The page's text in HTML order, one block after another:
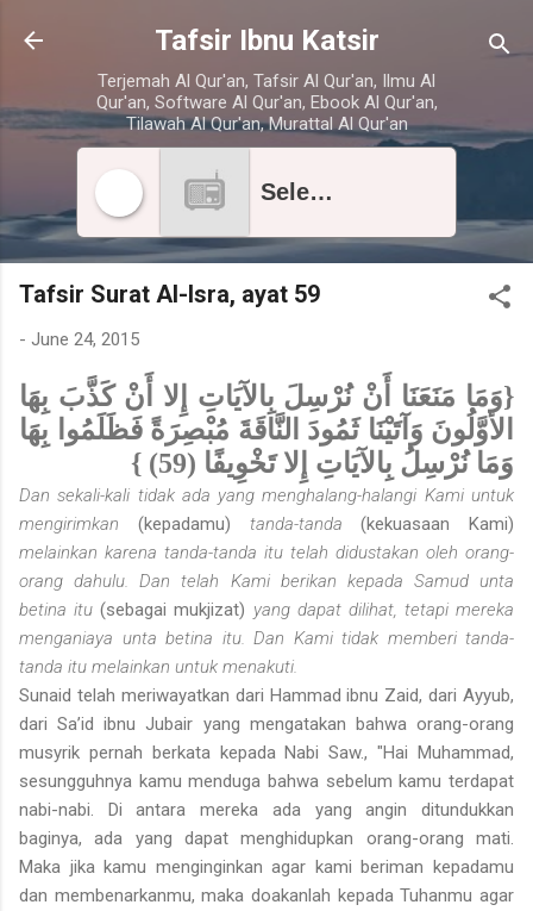
Skip to main content
Tafsir Ibnu Katsir
Terjemah Al Qur'an, Tafsir Al Qur'an, Ilmu Al
Qur'an, Software Al Qur'an, Ebook Al Qur'an,
Tilawah Al Qur'an, Murattal Al Qur'an
Select radio station
Tafsir Surat Al-Isra, ayat 59
- June 24, 2015
{وَمَا مَنَعَنَا أَنْ نُرْسِلَ بِالآيَاتِ إِلا أَنْ كَذَّبَ بِهَا
الأوَّلُونَ وَآتَيْنَا ثَمُودَ النَّاقَةَ مُبْصِرَةً فَظَلَمُوا بِهَا
وَمَا نُرْسِلُ بِالآيَاتِ إِلا تَخْوِيفًا (59) }
Dan sekali-kali tidak ada yang menghalang-halangi Kami untuk
mengirimkan (kepadamu) tanda-tanda(kekuasaan Kami)
melain­kan karena tanda-tanda itu telah didustakan oleh orang-
orang dahulu. Dan telah Kami berikan kepada Samud unta
betina itu(sebagai mukjizat) yang dapat dilihat, tetapi mereka
menganiaya unta betina itu. Dan Kami tidak memberi tanda-
tanda itu melain­kan untuk menakuti.
Sunaid telah meriwayatkan dari Hammad ibnu Zaid, dari Ayyub,
dari Sa’id ibnu Jubair yang mengatakan bahwa orang-orang
musyrik pernah berkata kepada Nabi Saw., "Hai Muhammad,
sesungguhnya kamu men­duga bahwa sebelum kamu terdapat
nabi-nabi. Di antara mereka ada yang angin ditundukkan
baginya, ada yang dapat menghidupkan orang-orang mati.
Maka jika kamu menginginkan agar kami beriman kepadamu
dan membenarkanmu, maka doakanlah kepada Tuhanmu agar